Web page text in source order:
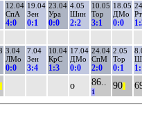
12.04
СпА
4:0
19.04
Зен
0:1
23.04
Ура
0:0
4.05
Шин
2:2
10.05
Тор
3:1
18.05
ДМо
0:0
3.04
ЛМо
0:0
7.04
Зен
3:4
10.04
КрС
1:3
17.04
ДМо
0:0
24.04
СпМ
2:0
2.05
Тор
0:1
о 86..
1
90